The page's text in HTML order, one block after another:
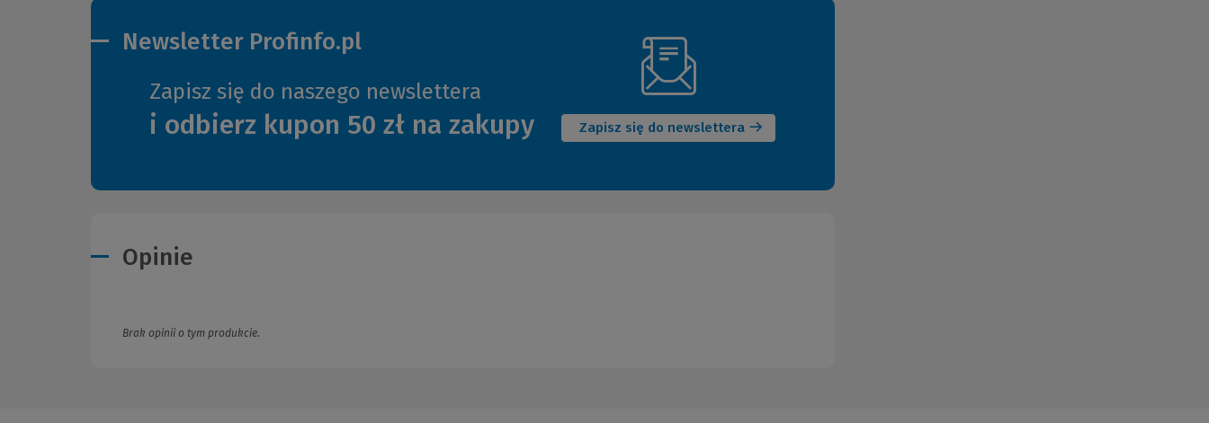
Newsletter Profinfo.pl
Zapisz się do naszego newslettera
i odbierz kupon 50 zł na zakupy Zapisz się do newslettera
okno)
Opinie
Brak opinii o tym produkcie.